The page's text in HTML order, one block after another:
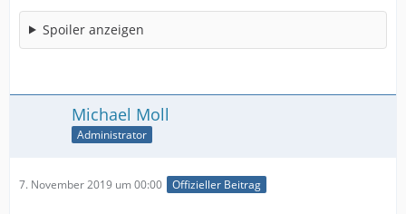
Spoiler anzeigen
Michael Moll
Administrator
7. November 2019 um 00:00 Offizieller Beitrag